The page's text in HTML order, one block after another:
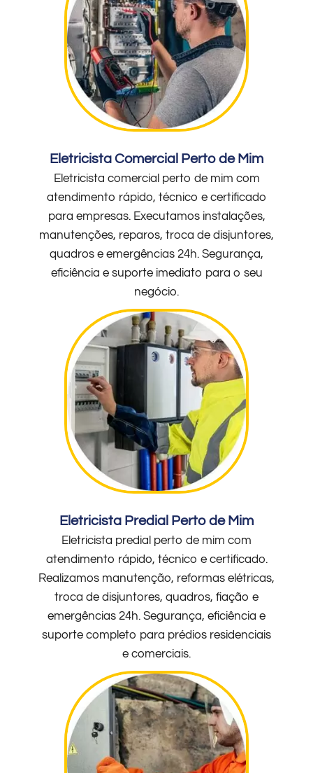
Eletricista Comercial Perto de Mim
Eletricista comercial perto de mim com
atendimento rápido, técnico e certificado
para empresas. Executamos instalações,
manutenções, reparos, troca de disjuntores,
quadros e emergências 24h. Segurança,
eficiência e suporte imediato para o seu
negócio.
Eletricista Predial Perto de Mim
Eletricista predial perto de mim com
atendimento rápido, técnico e certificado.
Realizamos manutenção, reformas elétricas,
troca de disjuntores, quadros, fiação e
emergências 24h. Segurança, eficiência e
suporte completo para prédios residenciais
e comerciais.